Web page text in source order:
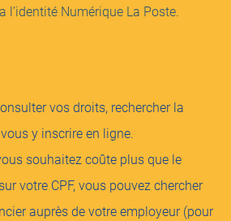
l’identité Numérique La Poste.
vos droits, rechercher la
y inscrire en ligne.
souhaitez coûte plus que le
votre CPF, vous pouvez chercher
auprès de votre employeur (pour